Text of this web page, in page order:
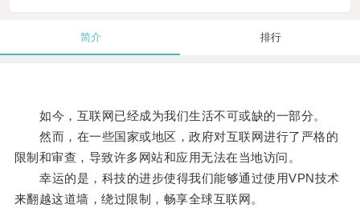
简介 排行
如今，互联网已经成为我们生活不可或缺的一部分。
然而，在一些国家或地区，政府对互联网进行了严格的
限制和审查，导致许多网站和应用无法在当地访问。
幸运的是，科技的进步使得我们能够通过使用VPN技术
来翻越这道墙，绕过限制，畅享全球互联网。